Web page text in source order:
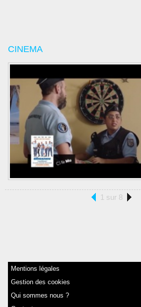
CINEMA
1 sur 8
Mentions légales
Gestion des cookies
Qui sommes nous ?